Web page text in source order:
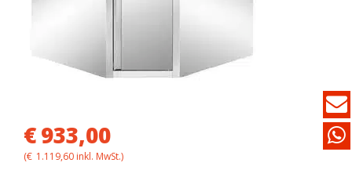
€933,00
(€ 1.119,60 inkl. MwSt.)